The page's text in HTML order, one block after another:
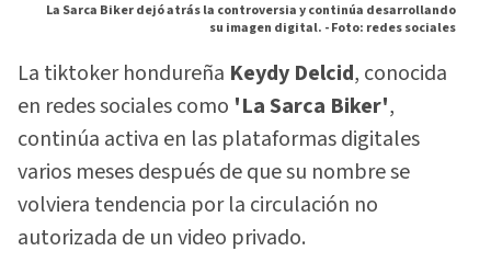
La Sarca Biker dejó atrás la controversia y continúa desarrollando
su imagen digital. -Foto: redes sociales
La tiktoker hondureña Keydy Delcid, conocida
en redes sociales como 'La Sarca Biker',
continúa activa en las plataformas digitales
varios meses después de que su nombre se
volviera tendencia por la circulación no
autorizada de un video privado.